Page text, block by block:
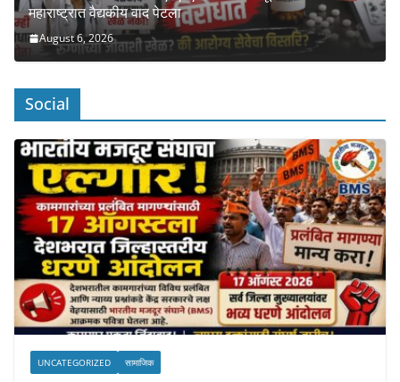
महाराष्ट्रात वैद्यकीय वाद पेटला
August 6, 2026
Social
UNCATEGORIZED सामाजिक